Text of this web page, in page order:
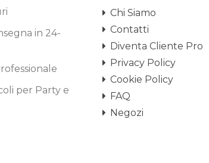
in 24-
per Party e
Chi Siamo
Contatti
Diventa Cliente Pro
Privacy Policy
Cookie Policy
FAQ
Negozi